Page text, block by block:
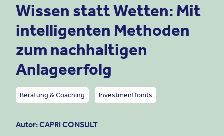
Wissen statt Wetten: Mit
intelligenten Methoden
zum nachhaltigen
Anlageerfolg
Beratung & Coaching Investmentfonds
Autor: CAPRI CONSULT